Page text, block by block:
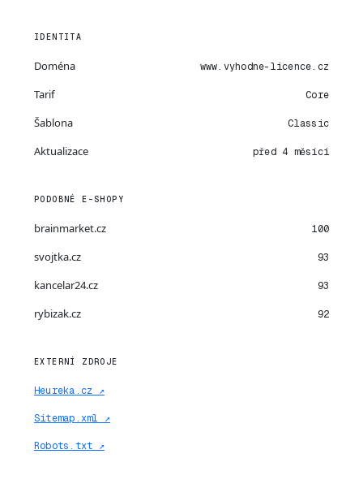
IDENTITA
Doména www.vyhodne-licence.cz
Tarif Core
Šablona Classic
Aktualizace před 4 měsíci
PODOBNÉ E-SHOPY
brainmarket.cz 100
svojtka.cz 93
kancelar24.cz 93
rybizak.cz 92
EXTERNÍ ZDROJE
Heureka.cz ↗
Sitemap.xml ↗
Robots.txt ↗